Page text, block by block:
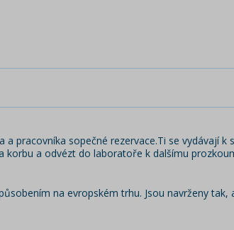
pracovníka sopečné rezervace.Ti se vydávají k
korbu a odvézt do laboratoře k dalšímu
na evropském trhu. Jsou navrženy tak,